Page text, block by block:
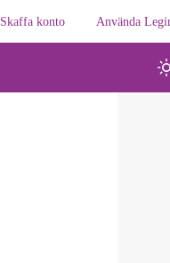
Skaffa konto Använda